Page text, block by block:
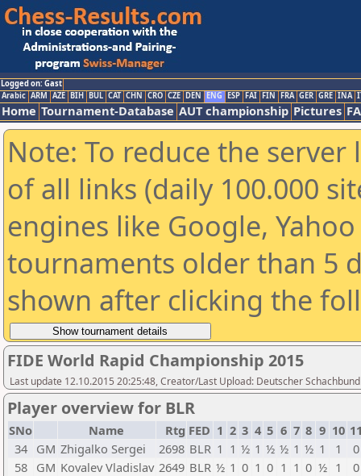
Logged on: Gast
Arabic ARM AZE BIH BUL CAT CHN CRO CZE DEN ENG ESP FAI FIN FRA GER GRE INA
Home Tournament-Database AUT championship Pictures
Note: To reduce the
of all links (daily 100.000
engines like Google,
tournaments older than 5
shown after clicking the
FIDE World Rapid Championship 2015
Last update 12.10.2015 20:25:48, Creator/Last Upload: Deutscher Schachbund
Player overview for BLR
SNo Name Rtg FED 1 2 3 4 5 6 7 8 9 10
34 GM Zhigalko Sergei 2698 BLR 1 1 ½ 1 ½ ½ 1 ½ 1 1
0
58 GM Kovalev Vladislav 2649 BLR ½ 1 0 1 0 1 1 0 ½ 1 0